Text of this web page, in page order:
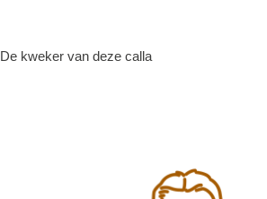
De kweker van deze calla